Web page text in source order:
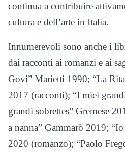
continua a contribuire
cultura e dell’arte in Italia.
Innumerevoli sono anche i
dai racconti ai romanzi e ai
Govi” Marietti 1990; “La
2017 (racconti); “I miei
grandi sobrettes” Gremese
a nanna” Gammarò 2019;
2020 (romanzo); “Paolo